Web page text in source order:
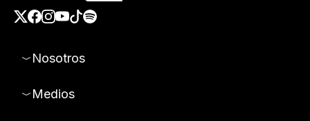
Nosotros
Medios